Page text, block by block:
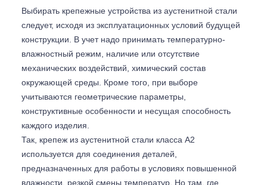
Выбирать крепежные устройства из аустенитной стали
следует, исходя из эксплуатационных условий будущей
конструкции. В учет надо принимать температурно-
влажностный режим, наличие или отсутствие
механических воздействий, химический состав
окружающей среды. Кроме того, при выборе
учитываются геометрические параметры,
конструктивные особенности и несущая способность
каждого изделия.
Так, крепеж из аустенитной стали класса А2
используется для соединения деталей,
предназначенных для работы в условиях повышенной
влажности, резкой смены температур. Но там, где